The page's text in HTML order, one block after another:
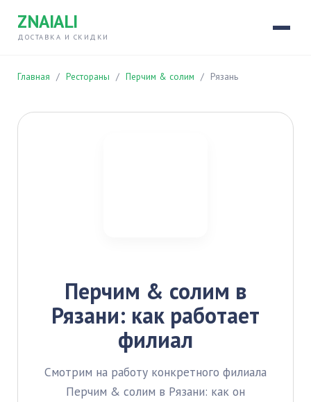
ZNAIALI
ДОСТАВКА И СКИДКИ
Главная / Рестораны / Перчим & солим / Рязань
Перчим & солим в
Рязани: как работает
филиал
Смотрим на работу конкретного филиала
Перчим & солим в Рязани: как он